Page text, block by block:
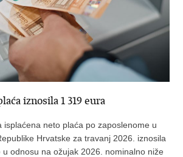
iznosila 1 319 eura
isplaćena neto plaća po zaposlenome u
Hrvatske za travanj 2026. iznosila
odnosu na ožujak 2026. nominalno niže